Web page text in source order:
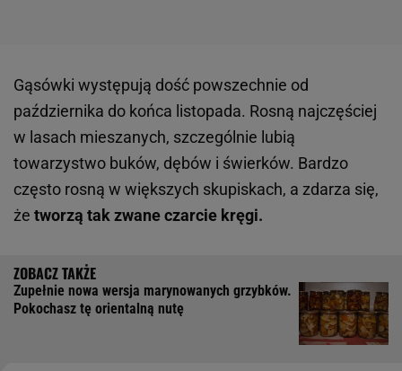
Gąsówki występują dość powszechnie od
października do końca listopada. Rosną najczęściej
w lasach mieszanych, szczególnie lubią
towarzystwo buków, dębów i świerków. Bardzo
często rosną w większych skupiskach, a zdarza się,
że tworzą tak zwane czarcie kręgi.
Zupełnie nowa wersja marynowanych grzybków.
Pokochasz tę orientalną nutę